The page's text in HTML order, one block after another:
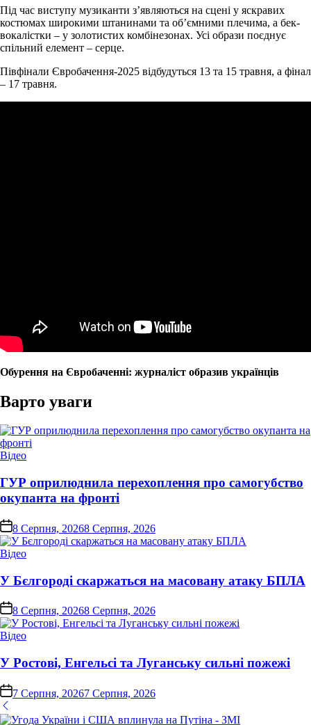
Під час виступу музиканти з’являються на сцені у яскравих
костюмах широкими штанинами та об’ємними плечима, а бек-
вокалістки – у золотистих комбінезонах. Усі образи поєднує
спільний елемент – серце.
Півфінали Євробачення-2025 відбудуться 13 та 15 травня, а фінал
– 17 травня.
Обурення на Євробаченні: журналіст образив українців
Варто уваги
Опублікувати
Відео
ГУР оприлюднила перехоплення про самогубство
окупанта на фронті
on8 Серпня, 20268 Серпня, 2026
Опублікувати
Відео
У Бєлгороді скаржаться на масовану атаку БПЛА
on8 Серпня, 20268 Серпня, 2026
Опублікувати
Відео
У Ростові, Енгельсі та Луганську сильні пожежі
on 7 Серпня, 20267 Серпня, 2026